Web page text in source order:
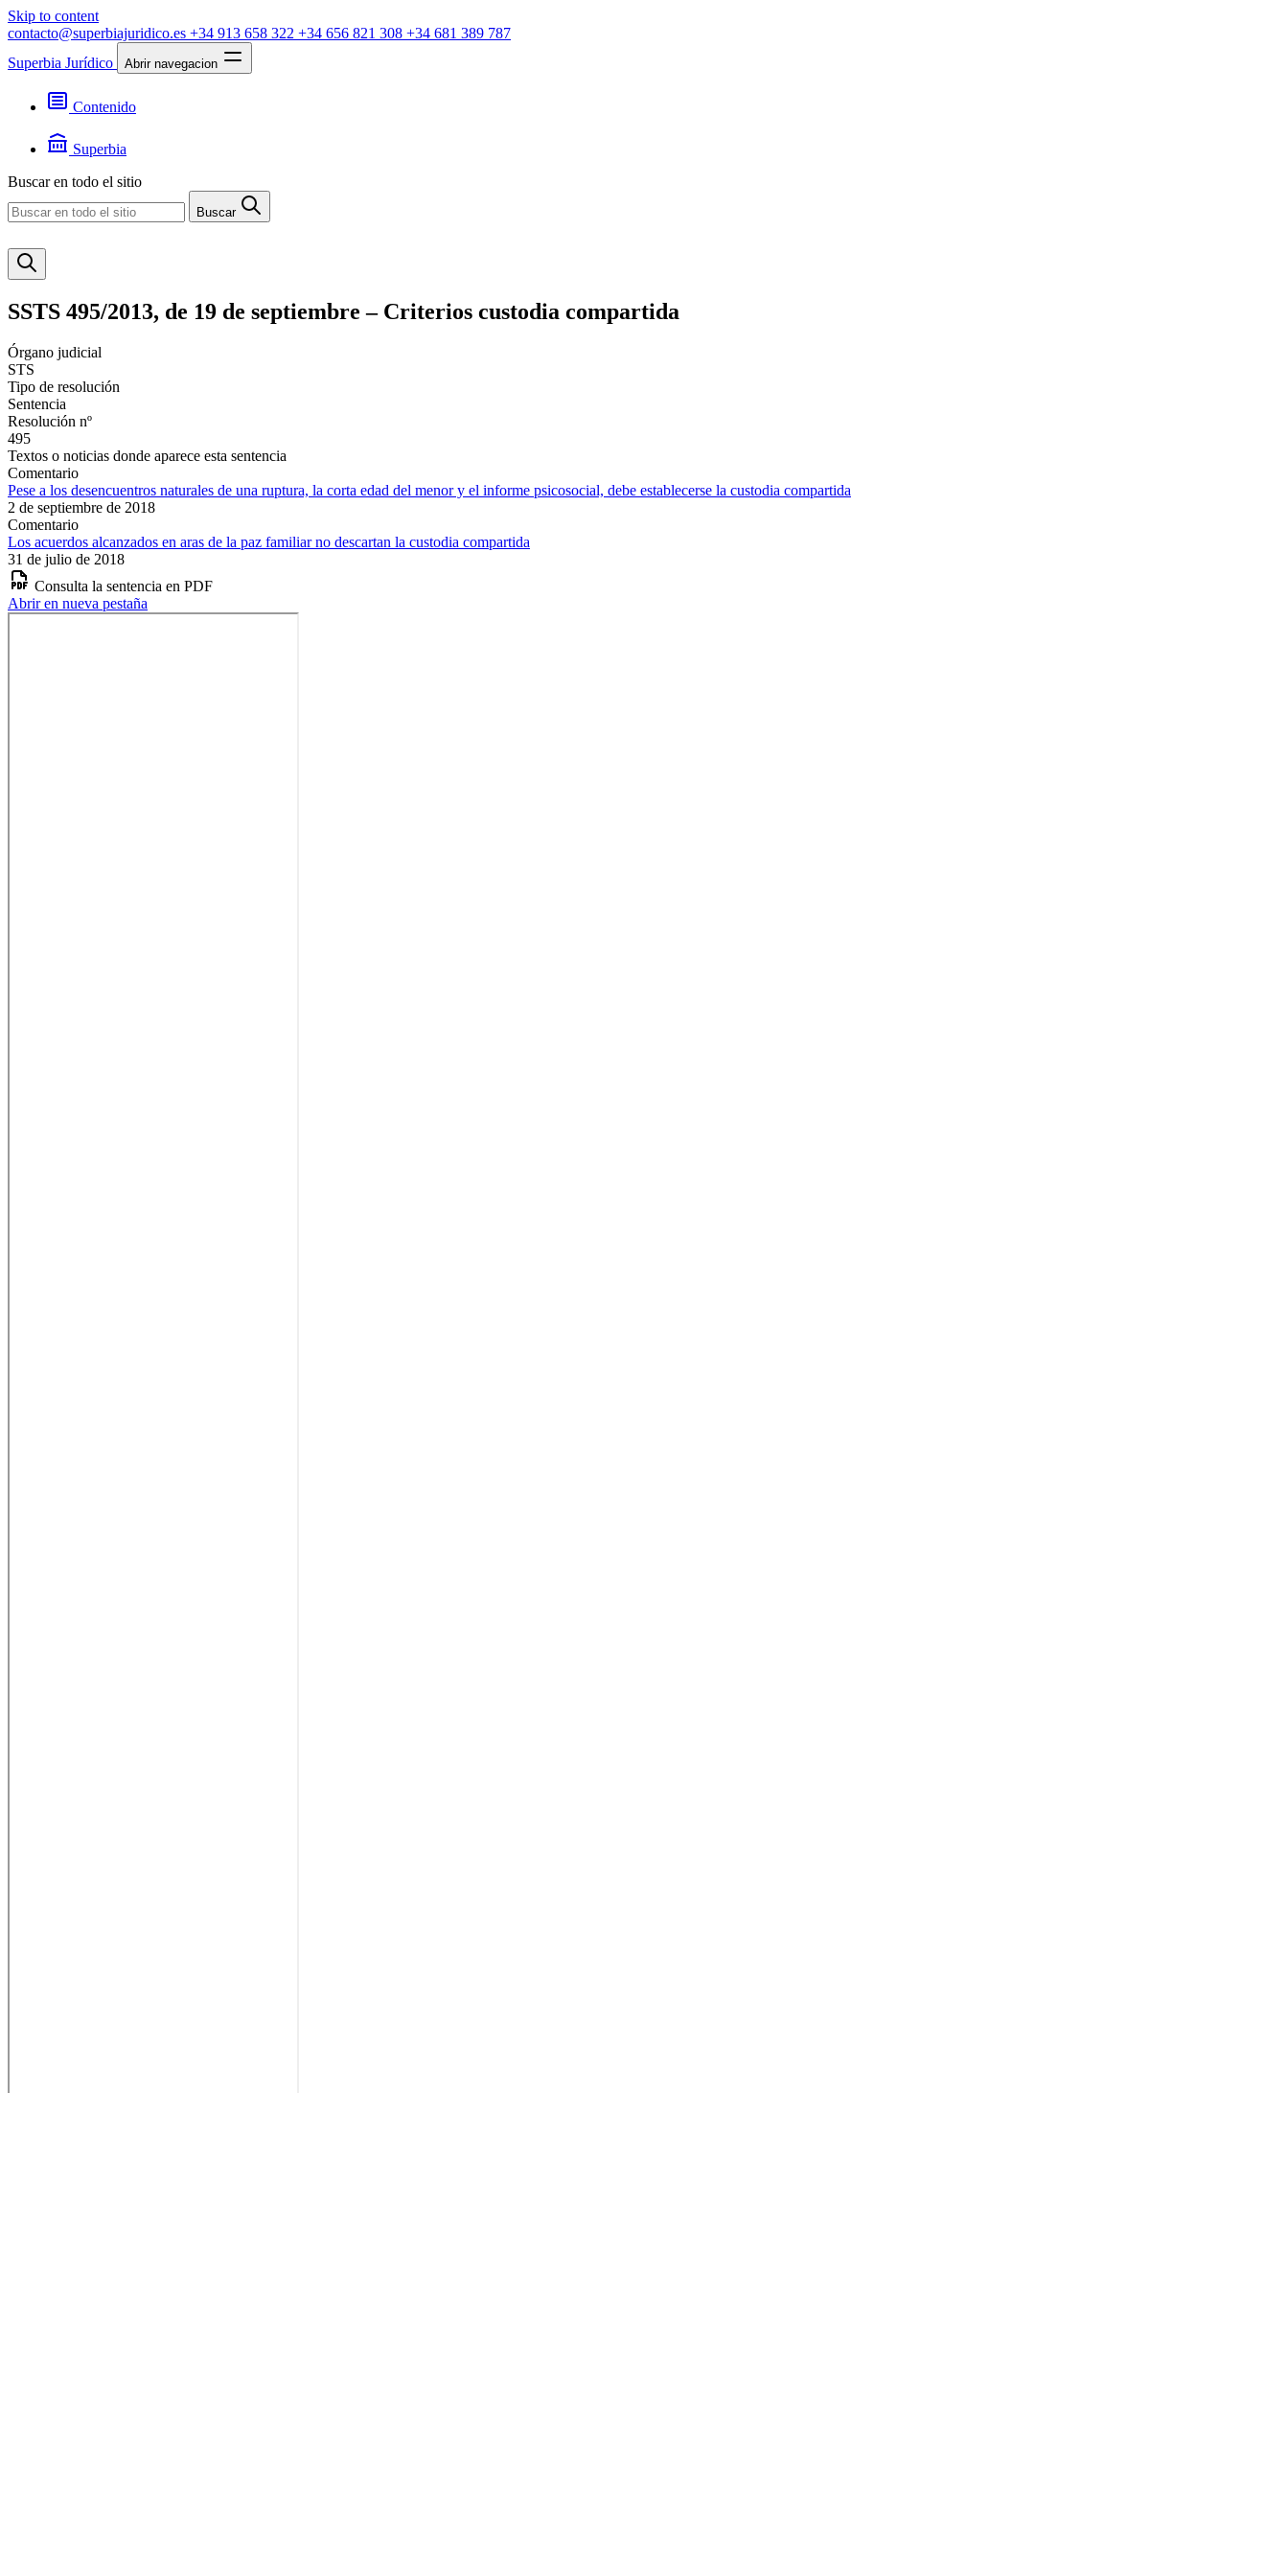
Skip to content
contacto@superbiajuridico.es +34 913 658 322 +34 656 821 308 +34 681 389 787
Superbia Jurídico
Abrir navegacion
Contenido
Jurisprudencia
Noticias
Superbia
Contacto
Buscar en todo el sitio
Buscar
SSTS 495/2013, de 19 de septiembre – Criterios custodia compartida
Órgano judicial
STS
Tipo de resolución
Sentencia
Resolución nº
495
Textos o noticias donde aparece esta sentencia
Comentario
Pese a los desencuentros naturales de una ruptura, la corta edad del menor y el informe psicosocial, debe establecerse la custodia compartida
2 de septiembre de 2018
Comentario
Los acuerdos alcanzados en aras de la paz familiar no descartan la custodia compartida
31 de julio de 2018
Consulta la sentencia en PDF
Abrir en nueva pestaña